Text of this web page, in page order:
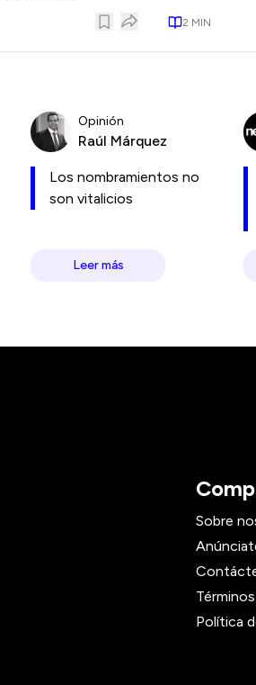
2 MIN
Opinión
Raúl Márquez
Los nombramientos no
son vitalicios
Leer más
Sobre
Política